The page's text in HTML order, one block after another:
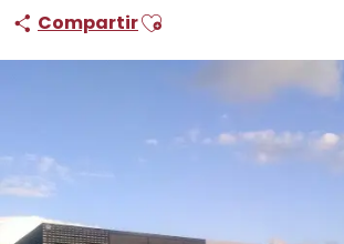
CompartirAjouter aux favoris